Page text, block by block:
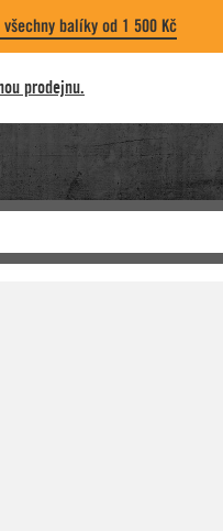
balíky od 1 500 Kč
prodejnu.